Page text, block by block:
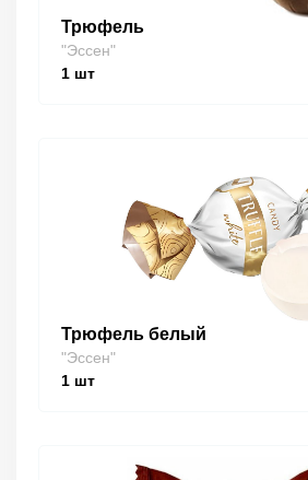
Трюфель
"Эссен"
1 шт
Трюфель белый
"Эссен"
1 шт